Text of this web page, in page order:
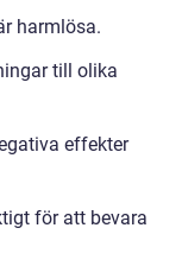
harmlösa.
till olika
effekter
för att bevara